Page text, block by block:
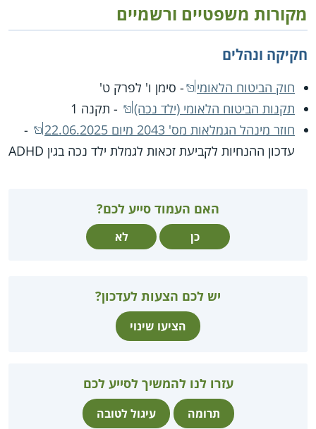
מקורות משפטיים ורשמיים
חקיקה ונהלים
חוק הביטוח הלאומי
- סימן ו' לפרק ט'
תקנות הביטוח הלאומי (ילד נכה)
‏ - תקנה 1
חוזר מינהל הגמלאות מס' 2043 מיום 22.06.2025
-
עדכון ההנחיות לקביעת זכאות לגמלת ילד נכה בגין ADHD
האם העמוד סייע לכם?
כן לא
יש לכם הצעות לעדכון?
הציעו שינוי
עזרו לנו להמשיך לסייע לכם
תרומה עיגול לטובה